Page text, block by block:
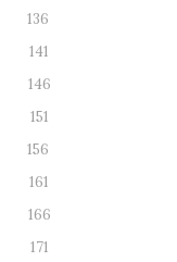
136
141
146
151
156
161
166
171